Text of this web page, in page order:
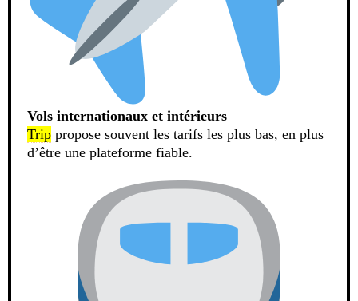
Vols internationaux et intérieurs
Trip propose souvent les tarifs les plus bas, en plus
d’être une plateforme fiable.